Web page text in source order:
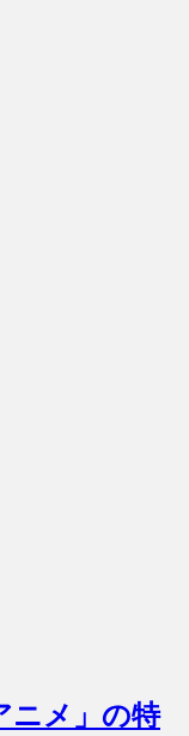
ニメ」の特